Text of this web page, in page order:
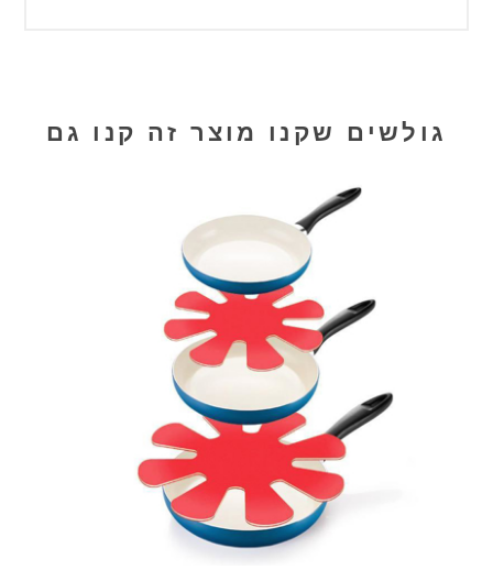
גולשים שקנו מוצר זה קנו גם